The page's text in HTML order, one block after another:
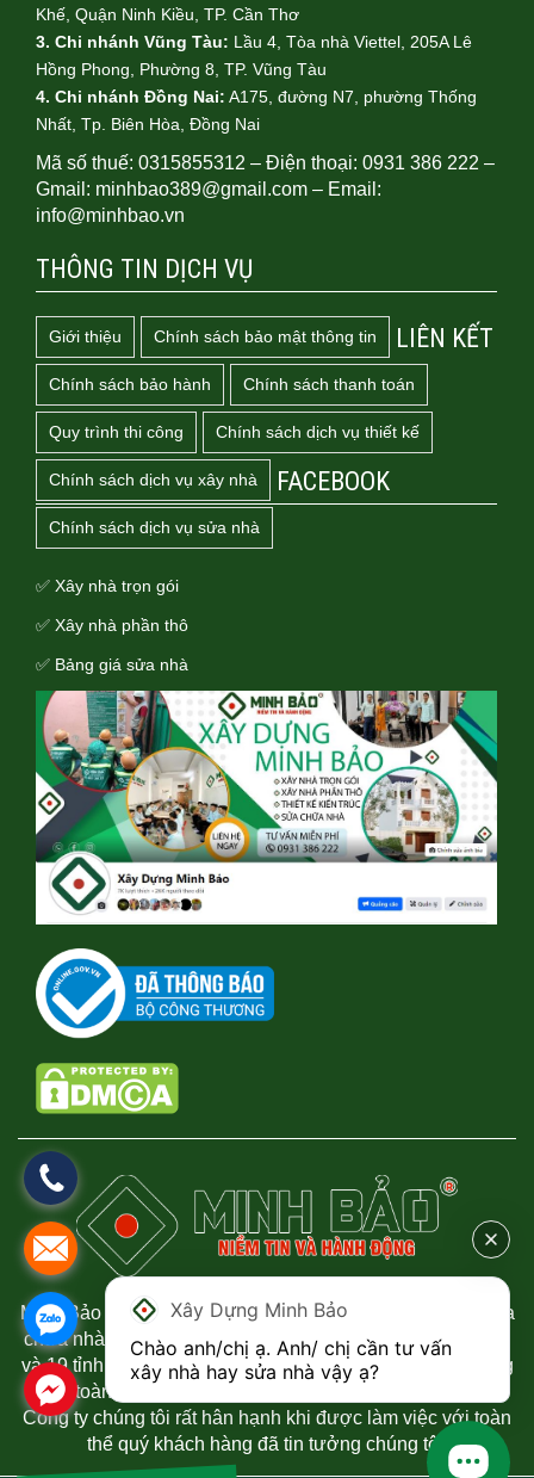
Khế, Quận Ninh Kiều, TP. Cần Thơ
3. Chi nhánh Vũng Tàu: Lầu 4, Tòa nhà Viettel, 205A Lê
Hồng Phong, Phường 8, TP. Vũng Tàu
4. Chi nhánh Đồng Nai: A175, đường N7, phường Thống
Nhất, Tp. Biên Hòa, Đồng Nai
Mã số thuế: 0315855312 – Điện thoại: 0931 386 222 –
Gmail: minhbao389@gmail.com – Email:
info@minhbao.vn
THÔNG TIN DỊCH VỤ
Giới thiệu Chính sách bảo mật thông tin
Chính sách bảo hành Chính sách thanh toán
Quy trình thi công Chính sách dịch vụ thiết kế
Chính sách dịch vụ xây nhà
Chính sách dịch vụ sửa nhà
✅ Xây nhà trọn gói
✅ Xây nhà phần thô
✅ Bảng giá sửa nhà
LIÊN KẾT
FACEBOOK
Minh Bảo chuyên thi công xây dựng nhà phố, biệt thự, sửa
chữa nhà uy tín và chất lượng tại Thành phố Hồ Chí Minh
và 19 tỉnh phía Nam. Chúng tôi luôn mang đến sự hài lòng
đến toàn thể quý khách hàng đã tin tưởng đến công ty.
Công ty chúng tôi rất hân hạnh khi được làm việc với toàn
thể quý khách hàng đã tin tưởng chúng tôi.
Xây Dựng Minh Bảo
Chào anh/chị ạ. Anh/ chị cần tư vấn
xây nhà hay sửa nhà vậy ạ?